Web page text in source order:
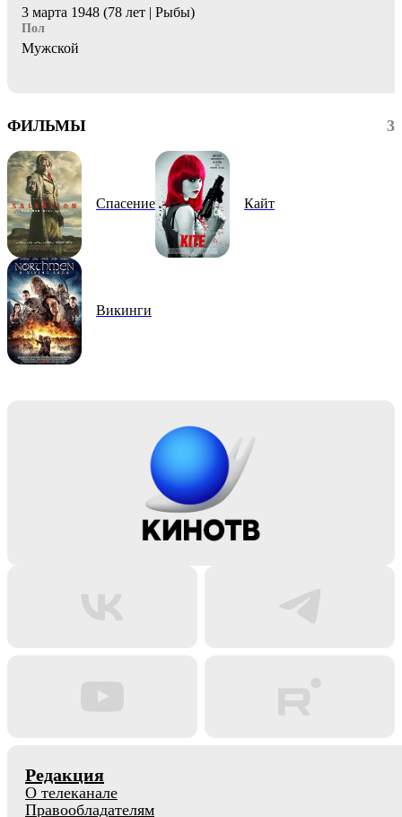
3 марта 1948 (78 лет | Рыбы)
Пол
Мужской
ФИЛЬМЫ 3
Спасение
Викинги
Кайт
Редакция
О телеканале
Правообладателям